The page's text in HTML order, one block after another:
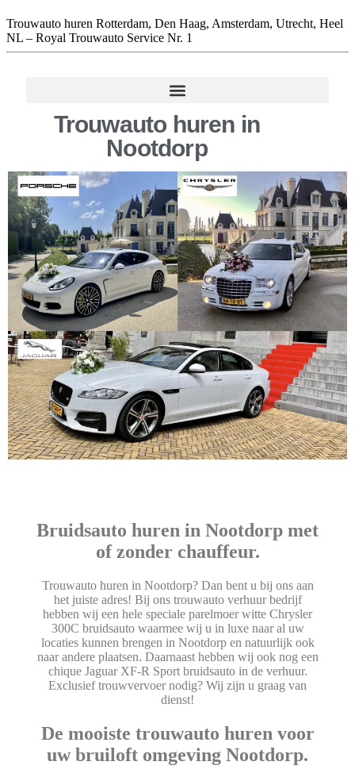
Trouwauto huren Rotterdam, Den Haag, Amsterdam, Utrecht, Heel
NL – Royal Trouwauto Service Nr. 1
Trouwauto huren in
Nootdorp
Bruidsauto huren in Nootdorp met
of zonder chauffeur.
Trouwauto huren in Nootdorp? Dan bent u bij ons aan
het juiste adres! Bij ons trouwauto verhuur bedrijf
hebben wij een hele speciale parelmoer witte Chrysler
300C bruidsauto waarmee wij u in luxe naar al uw
locaties kunnen brengen in Nootdorp en natuurlijk ook
naar andere plaatsen. Daarnaast hebben wij ook nog een
chique Jaguar XF-R Sport bruidsauto in de verhuur.
Exclusief trouwvervoer nodig? Wij zijn u graag van
dienst!
De mooiste trouwauto huren voor
uw bruiloft omgeving Nootdorp.